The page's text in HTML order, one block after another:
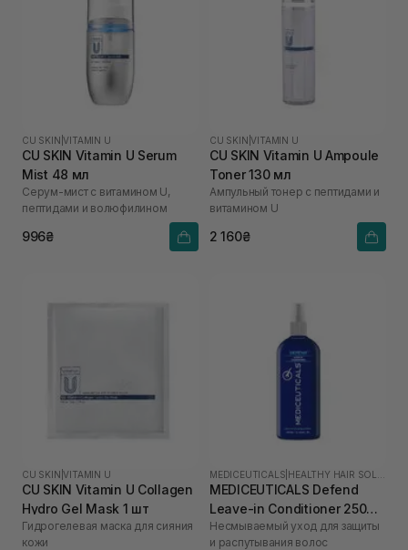
CU SKIN |VITAMIN U
CU SKIN Vitamin U Serum
Mist 48 мл
Серум-мист с витамином U,
пептидами и волюфилином
996₴
CU SKIN |VITAMIN U
CU SKIN Vitamin U Ampoule
Toner 130 мл
Ампульный тонер с пептидами и
витамином U
2 160₴
CU SKIN |VITAMIN U
CU SKIN Vitamin U Collagen
Hydro Gel Mask 1 шт
Гидрогелевая маска для сияния
кожи
MEDICEUTICALS
MEDICEUTICALS Defend
Leave-in Conditioner 250
мл
Несмываемый уход для защиты
и распутывания волос